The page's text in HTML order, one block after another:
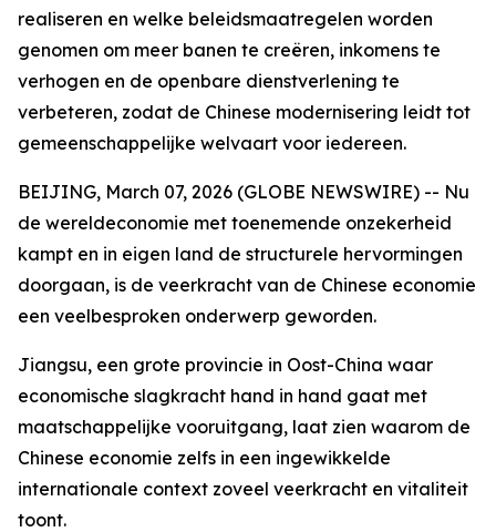
realiseren en welke beleidsmaatregelen worden
genomen om meer banen te creëren, inkomens te
verhogen en de openbare dienstverlening te
verbeteren, zodat de Chinese modernisering leidt tot
gemeenschappelijke welvaart voor iedereen.
BEIJING, March 07, 2026 (GLOBE NEWSWIRE) -- Nu
de wereldeconomie met toenemende onzekerheid
kampt en in eigen land de structurele hervormingen
doorgaan, is de veerkracht van de Chinese economie
een veelbesproken onderwerp geworden.
Jiangsu, een grote provincie in Oost-China waar
economische slagkracht hand in hand gaat met
maatschappelijke vooruitgang, laat zien waarom de
Chinese economie zelfs in een ingewikkelde
internationale context zoveel veerkracht en vitaliteit
toont.